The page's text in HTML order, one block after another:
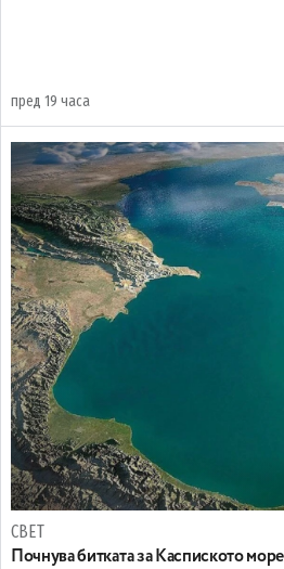
пред 19 часа
СВЕТ
Почнува битката за Каспиското